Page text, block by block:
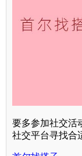
要多参加社交活
社交平台寻找合